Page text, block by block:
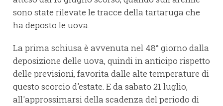
sono state rilevate le tracce della tartaruga che
ha deposto le uova.
La prima schiusa è avvenuta nel 48° giorno dalla
deposizione delle uova, quindi in anticipo rispetto
delle previsioni, favorita dalle alte temperature di
questo scorcio d'estate. E da sabato 21 luglio,
all'approssimarsi della scadenza del periodo di